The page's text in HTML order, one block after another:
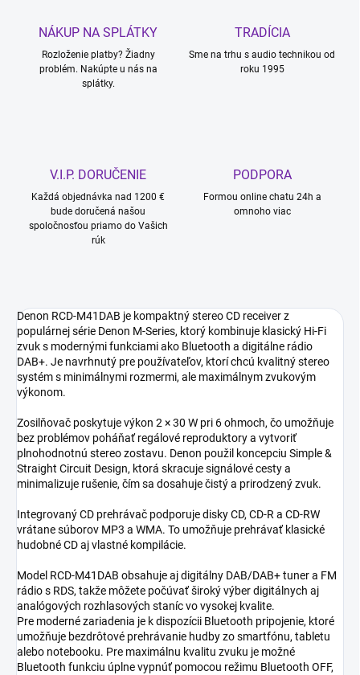
NÁKUP NA SPLÁTKY
Rozloženie platby? Žiadny
problém. Nakúpte u nás na
splátky.
TRADÍCIA
Sme na trhu s audio technikou od
roku 1995
V.I.P. DORUČENIE
Každá objednávka nad 1200 €
bude doručená našou
spoločnosťou priamo do Vašich
rúk
PODPORA
Formou online chatu 24h a
omnoho viac
Denon RCD-M41DAB je kompaktný stereo CD receiver z
populárnej série Denon M-Series, ktorý kombinuje klasický Hi-Fi
zvuk s modernými funkciami ako Bluetooth a digitálne rádio
DAB+. Je navrhnutý pre používateľov, ktorí chcú kvalitný stereo
systém s minimálnymi rozmermi, ale maximálnym zvukovým
výkonom.
Zosilňovač poskytuje výkon 2 × 30 W pri 6 ohmoch, čo umožňuje
bez problémov poháňať regálové reproduktory a vytvoriť
plnohodnotnú stereo zostavu. Denon použil koncepciu Simple &
Straight Circuit Design, ktorá skracuje signálové cesty a
minimalizuje rušenie, čím sa dosahuje čistý a prirodzený zvuk.
Integrovaný CD prehrávač podporuje disky CD, CD-R a CD-RW
vrátane súborov MP3 a WMA. To umožňuje prehrávať klasické
hudobné CD aj vlastné kompilácie.
Model RCD-M41DAB obsahuje aj digitálny DAB/DAB+ tuner a FM
rádio s RDS, takže môžete počúvať široký výber digitálnych aj
analógových rozhlasových staníc vo vysokej kvalite.
Pre moderné zariadenia je k dispozícii Bluetooth pripojenie, ktoré
umožňuje bezdrôtové prehrávanie hudby zo smartfónu, tabletu
alebo notebooku. Pre maximálnu kvalitu zvuku je možné
Bluetooth funkciu úplne vypnúť pomocou režimu Bluetooth OFF,